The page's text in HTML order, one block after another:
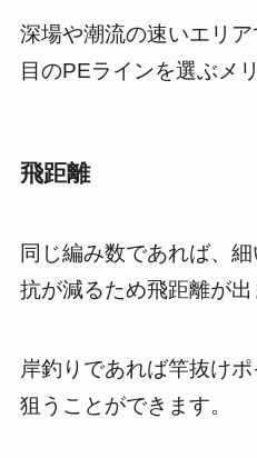
深場や潮流の速いエリ
目のPEラインを選ぶメ
飛距離
同じ編み数であれば、
抗が減るため飛距離が出
岸釣りであれば竿抜け
狙うことができます。